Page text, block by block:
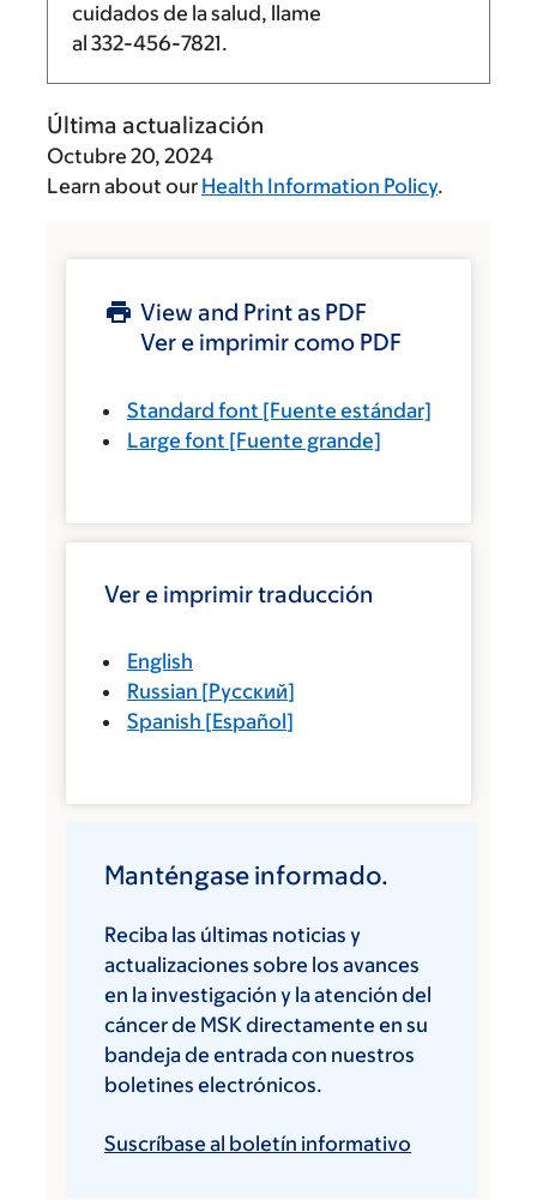
cuidados de la salud, llame
al 332-456-7821.
Última actualización
Octubre 20, 2024
Learn about our Health Information Policy.
View and Print as PDF
Ver e imprimir como PDF
Standard font [Fuente estándar]
Large font [Fuente grande]
Ver e imprimir traducción
English
Russian [Русский]
Spanish [Español]
Manténgase informado.
Reciba las últimas noticias y
actualizaciones sobre los avances
en la investigación y la atención del
cáncer de MSK directamente en su
bandeja de entrada con nuestros
boletines electrónicos.
Suscríbase al boletín informativo